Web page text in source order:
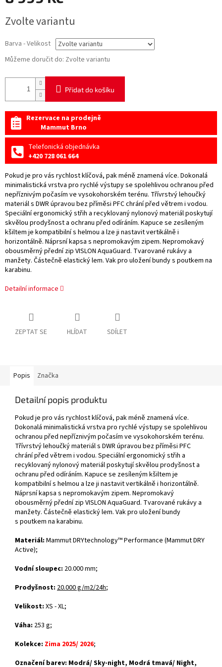
cena:
Zvolte variantu
Barva - Velikost
Můžeme doručit do: Zvolte variantu
Přidat do košíku
Rezervace na prodejně
Mammut Brno
Telefonická objednávka
+420 728 061 664
Pokud je pro vás rychlost klíčová, pak méně znamená více. Dokonalá
minimalistická vrstva pro rychlé výstupy se spolehlivou ochranou před
nepříznivým počasím ve vysokohorském terénu. Třívrstvý lehoučký
materiál s DWR úpravou bez příměsi PFC chrání před větrem i vodou.
Speciální ergonomický střih a recyklovaný nylonový materiál poskytují
skvělou prodyšnost a ochranu před odíráním. Kapuce se zesíleným
kšiltem je kompatibilní s helmou a lze ji nastavit vertikálně i
horizontálně. Náprsní kapsa s nepromokavým zipem. Nepromokavý
obousměrný přední zip VISLON AquaGuard. Tvarované rukávy a
manžety. Částečně elastický lem. Vak pro uložení bundy s poutkem na
karabinu.
Detailní informace
ZEPTAT SE HLÍDAT SDÍLET
Popis Značka
Detailní popis produktu
Pokud je pro vás rychlost klíčová, pak méně znamená více.
Dokonalá minimalistická vrstva pro rychlé výstupy se spolehlivou
ochranou před nepříznivým počasím ve vysokohorském terénu.
Třívrstvý lehoučký materiál s DWR úpravou bez příměsi PFC
chrání před větrem i vodou. Speciální ergonomický střih a
recyklovaný nylonový materiál poskytují skvělou prodyšnost a
ochranu před odíráním. Kapuce se zesíleným kšiltem je
kompatibilní s helmou a lze ji nastavit vertikálně i horizontálně.
Náprsní kapsa s nepromokavým zipem. Nepromokavý
obousměrný přední zip VISLON AquaGuard. Tvarované rukávy a
manžety. Částečně elastický lem. Vak pro uložení bundy
s poutkem na karabinu.
Materiál: Mammut DRYtechnology™ Performance (Mammut DRY
Active);
Vodní sloupec: 20.000 mm;
Prodyšnost: 20.000 g/m2/24h;
Velikost: XS - XL;
Váha: 253 g;
Kolekce: Zima 2025/ 2026;
Označení barev: Modrá/ Sky-night, Modrá tmavá/ Night,